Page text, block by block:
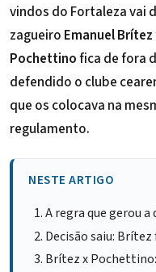
vindos do Fortaleza vai
zagueiro Emanuel Brítez
Pochettinofica de fora
defendido o clube
que os colocava na
regulamento.
NESTE ARTIGO
A regra que gerou a
Decisão saiu:
Brítez x